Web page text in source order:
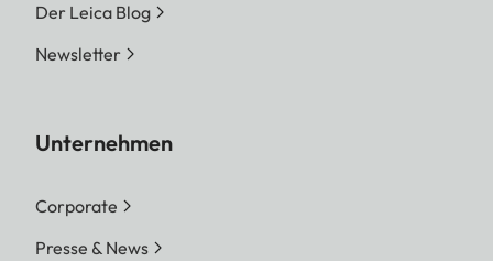
Der Leica Blog
Newsletter
Unternehmen
Corporate
Presse & News